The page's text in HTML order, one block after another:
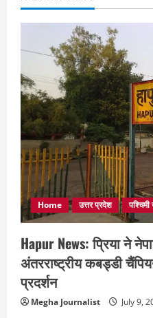
Home उत्तर प्रदेश
Hapur News: प्रिया ने
अंतरराष्ट्रीय कबड्डी
प्रदर्शन
Megha Journalist July 9,